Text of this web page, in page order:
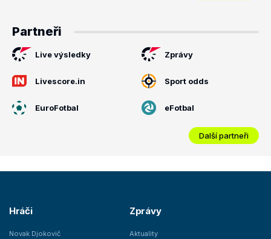
Partneři
Live výsledky Zprávy
Livescore.in Sport odds
EuroFotbal eFotbal
Další partneři
Hráči
Novak Djokovič
Zprávy
Aktuality